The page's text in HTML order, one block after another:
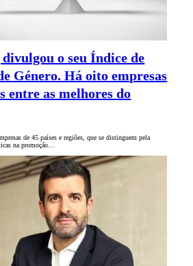
o seu Índice de
Género. Há oito empresas
entre as melhores do
de 45 países e regiões, que se distinguem pela
na promoção…